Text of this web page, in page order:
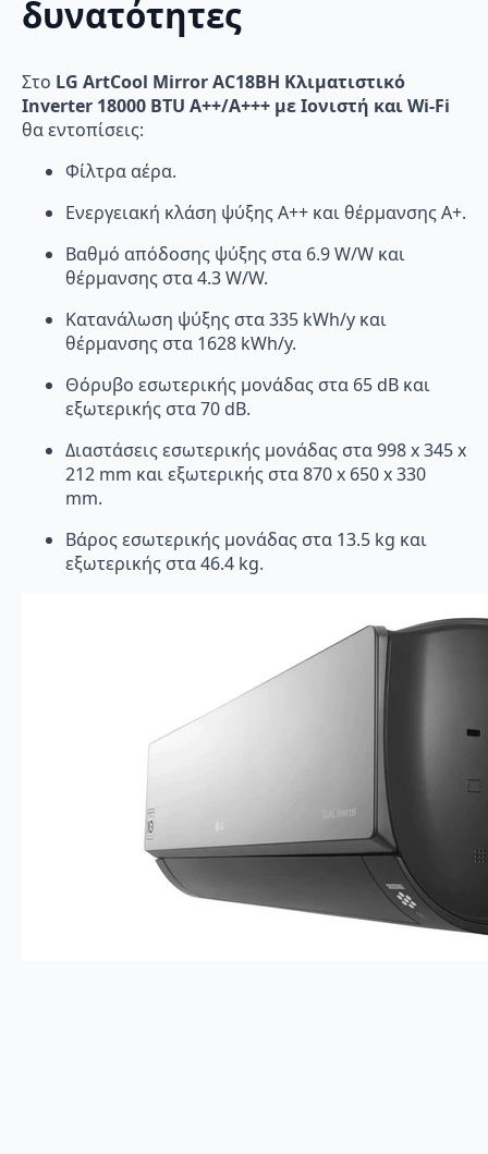
δυνατότητες
Στο LG ArtCool Mirror AC18BH Κλιματιστικό
Inverter 18000 BTU A++/A+++ με Ιονιστή και Wi-Fi
θα εντοπίσεις:
Φίλτρα αέρα.
Ενεργειακή κλάση ψύξης A++ και θέρμανσης A+.
Βαθμό απόδοσης ψύξης στα 6.9 W/W και
θέρμανσης στα 4.3 W/W.
Κατανάλωση ψύξης στα 335 kWh/y και
θέρμανσης στα 1628 kWh/y.
Θόρυβο εσωτερικής μονάδας στα 65 dB και
εξωτερικής στα 70 dB.
Διαστάσεις εσωτερικής μονάδας στα 998 x 345 x
212 mm και εξωτερικής στα 870 x 650 x 330
mm.
Βάρος εσωτερικής μονάδας στα 13.5 kg και
εξωτερικής στα 46.4 kg.